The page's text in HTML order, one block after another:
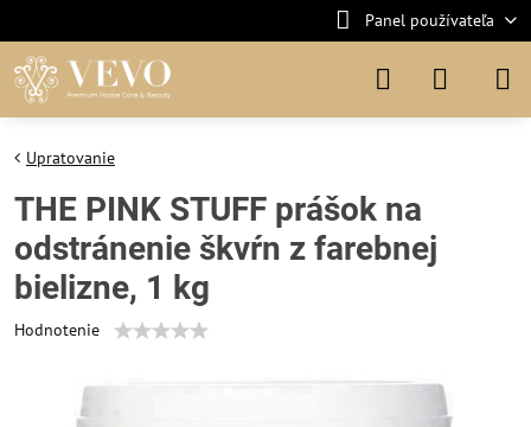
Panel používateľa
Upratovanie
THE PINK STUFF prášok na
odstránenie škvŕn z farebnej
bielizne, 1 kg
Hodnotenie